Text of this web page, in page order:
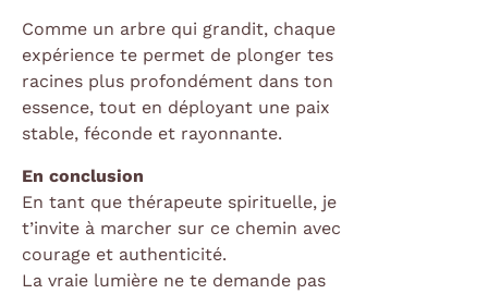
Comme un arbre qui grandit, chaque
expérience te permet de plonger tes
racines plus profondément dans ton
essence, tout en déployant une paix
stable, féconde et rayonnante.
En conclusion
En tant que thérapeute spirituelle, je
t’invite à marcher sur ce chemin avec
courage et authenticité.
La vraie lumière ne te demande pas